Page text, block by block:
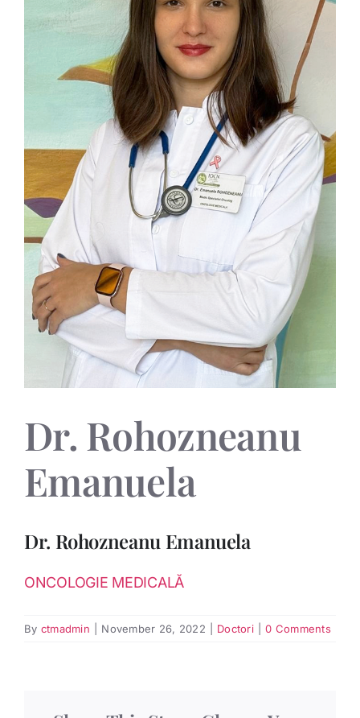
Dr. Rohozneanu
Emanuela
Dr. Rohozneanu Emanuela
ONCOLOGIE MEDICALĂ
By ctmadmin November 26, 2022 Doctori 0 Comments